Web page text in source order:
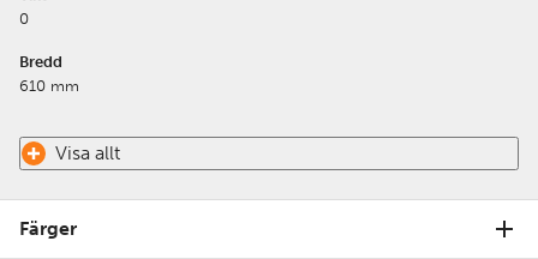
0
Bredd
610 mm
Visa allt
Färger